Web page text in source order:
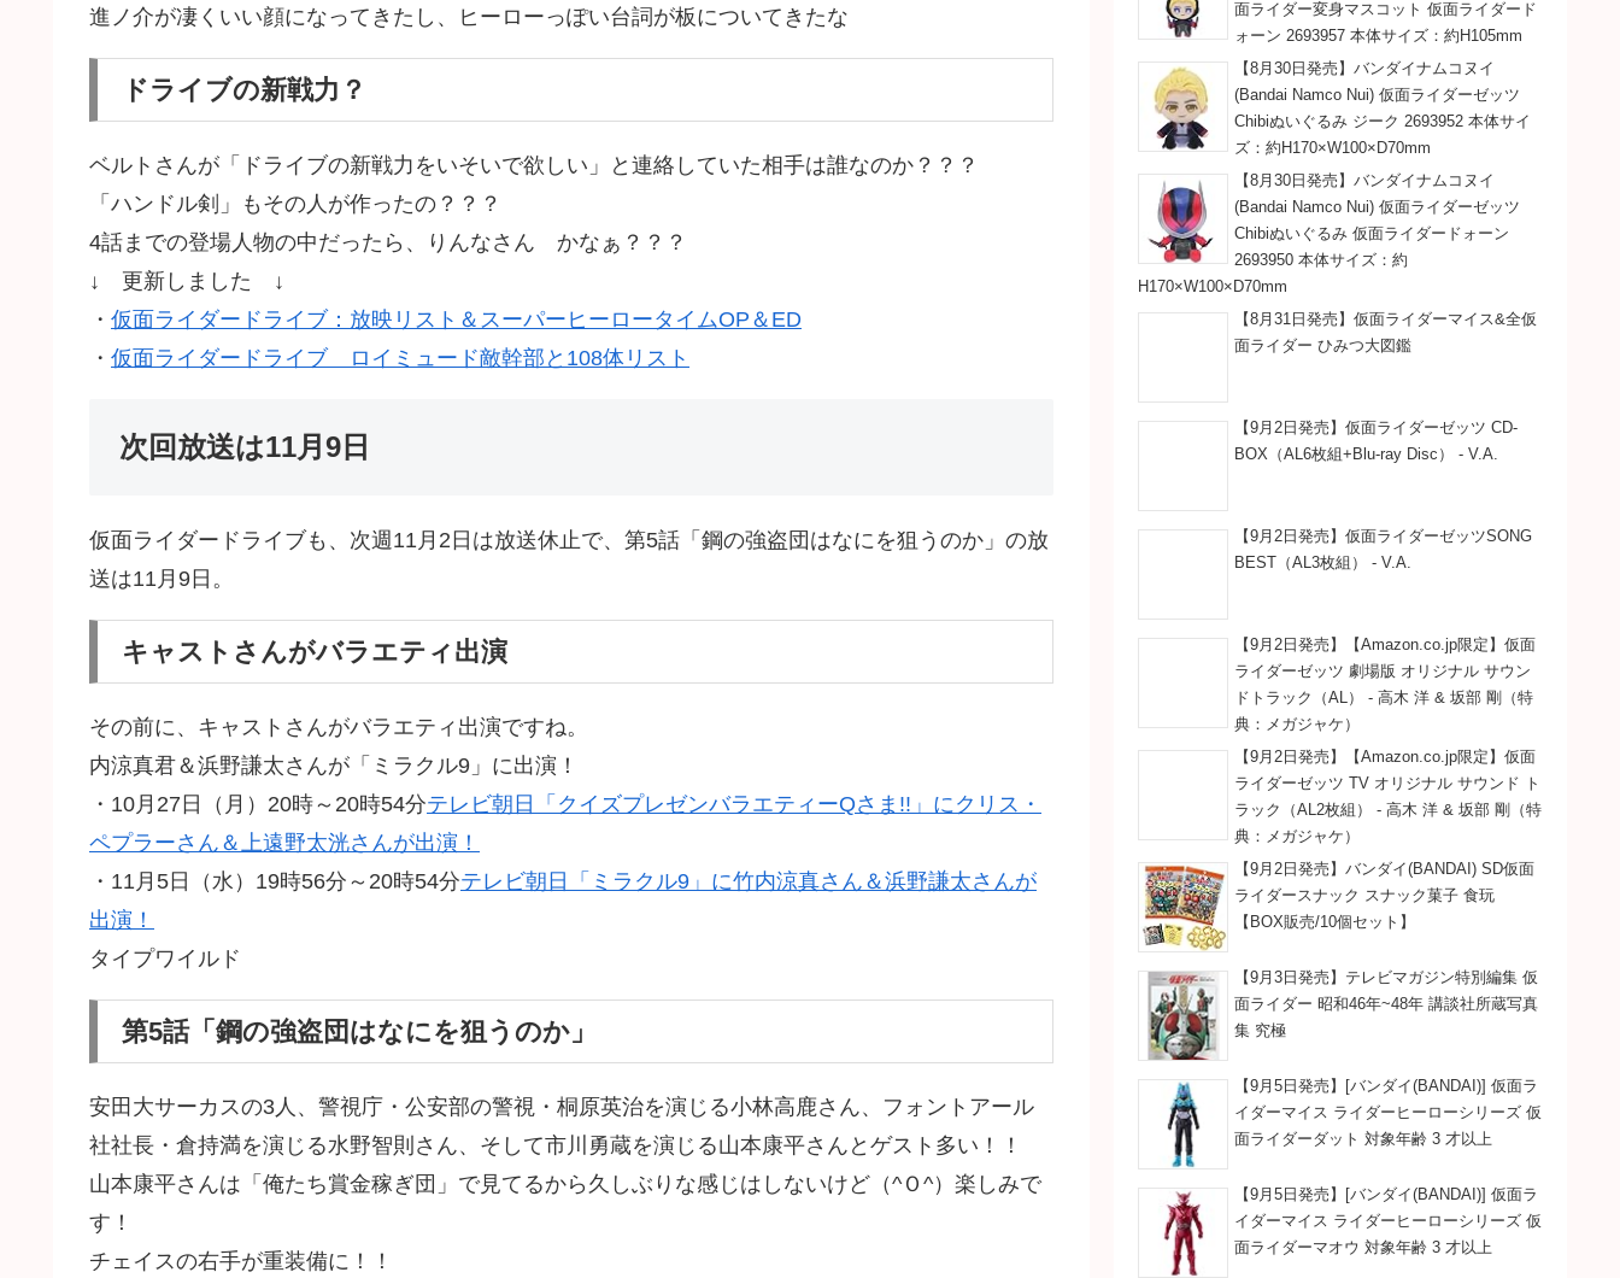
進ノ介が凄くいい顔になってきたし、ヒーローっぽい台詞が板についてきたな
ドライブの新戦力？
ベルトさんが「ドライブの新戦力をいそいで欲しい」と連絡していた相手は誰なのか？？？
「ハンドル剣」もその人が作ったの？？？
4話までの登場人物の中だったら、りんなさん かなぁ？？？
↓ 更新しました ↓
・ 仮面ライダードライブ：放映リスト＆スーパーヒーロータイムOP＆ED
・ 仮面ライダードライブ ロイミュード敵幹部と108体リスト
次回放送は11月9日
仮面ライダードライブも、次週11月2日は放送休止で、第5話「鋼の強盗団はなにを狙うのか」の放
送は11月9日。
キャストさんがバラエティ出演
その前に、キャストさんがバラエティ出演ですね。
内涼真君＆浜野謙太さんが「ミラクル9」に出演！
・10月27日（月）20時～20時54分テレビ朝日「クイズプレゼンバラエティーQさま!!」にクリス・
ペプラーさん＆上遠野太洸さんが出演！
・11月5日（水）19時56分～20時54分テレビ朝日「ミラクル9」に竹内涼真さん＆浜野謙太さんが
出演！
タイプワイルド
第5話「鋼の強盗団はなにを狙うのか」
安田大サーカスの3人、警視庁・公安部の警視・桐原英治を演じる小林高鹿さん、フォントアール
社社長・倉持満を演じる水野智則さん、そして市川勇蔵を演じる山本康平さんとゲスト多い！！
山本康平さんは「俺たち賞金稼ぎ団」で見てるから久しぶりな感じはしないけど（^Ｏ^）楽しみで
す！
チェイスの右手が重装備に！！
面ライダー変身マスコット 仮面ライダード
ォーン 2693957 本体サイズ：約H105mm
【8月30日発売】バンダイナムコヌイ
(Bandai Namco Nui) 仮面ライダーゼッツ
Chibiぬいぐるみ ジーク 2693952 本体サイ
ズ：約H170×W100×D70mm
【8月30日発売】バンダイナムコヌイ
(Bandai Namco Nui) 仮面ライダーゼッツ
Chibiぬいぐるみ 仮面ライダードォーン
2693950 本体サイズ：約
H170×W100×D70mm
【8月31日発売】仮面ライダーマイス&全仮
面ライダー ひみつ大図鑑
【9月2日発売】仮面ライダーゼッツ CD-
BOX（AL6枚組+Blu-ray Disc） - V.A.
【9月2日発売】仮面ライダーゼッツSONG
BEST（AL3枚組） - V.A.
【9月2日発売】【Amazon.co.jp限定】仮面
ライダーゼッツ 劇場版 オリジナル サウン
ドトラック（AL） - 高木 洋 & 坂部 剛（特
典：メガジャケ）
【9月2日発売】【Amazon.co.jp限定】仮面
ライダーゼッツ TV オリジナル サウンド ト
ラック（AL2枚組） - 高木 洋 & 坂部 剛（特
典：メガジャケ）
【9月2日発売】バンダイ(BANDAI) SD仮面
ライダースナック スナック菓子 食玩
【BOX販売/10個セット】
【9月3日発売】テレビマガジン特別編集 仮
面ライダー 昭和46年~48年 講談社所蔵写真
集 究極
【9月5日発売】[バンダイ(BANDAI)] 仮面ラ
イダーマイス ライダーヒーローシリーズ 仮
面ライダーダット 対象年齢 3 才以上
【9月5日発売】[バンダイ(BANDAI)] 仮面ラ
イダーマイス ライダーヒーローシリーズ 仮
面ライダーマオウ 対象年齢 3 才以上